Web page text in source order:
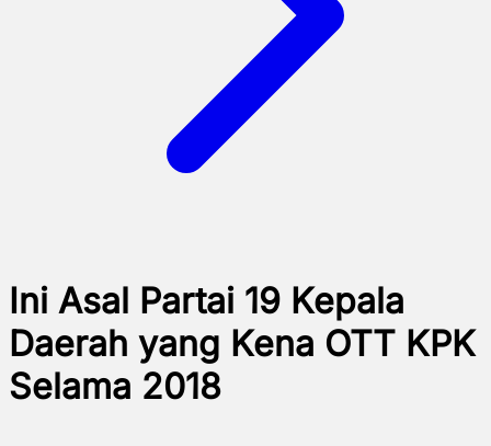
Ini Asal Partai 19 Kepala
Daerah yang Kena OTT KPK
Selama 2018